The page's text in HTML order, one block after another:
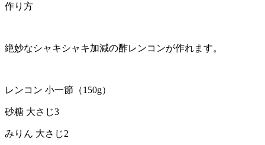
作り方
絶妙なシャキシャキ加減の酢レンコンが作れます。
レンコン 小一節（150g）
砂糖 大さじ3
みりん 大さじ2